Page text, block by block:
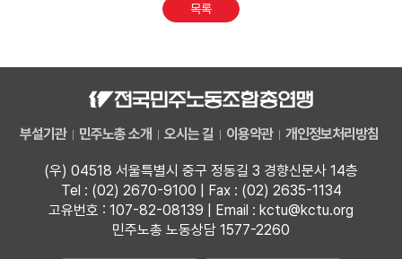
목록
부설기관 민주노총 소개 오시는 길 이용약관 개인정보처리방침
(우) 04518 서울특별시 중구 정동길 3 경향신문사 14층
Tel : (02) 2670-9100 | Fax : (02) 2635-1134
고유번호 : 107-82-08139 | Email : kctu@kctu.org
민주노총 노동상담 1577-2260